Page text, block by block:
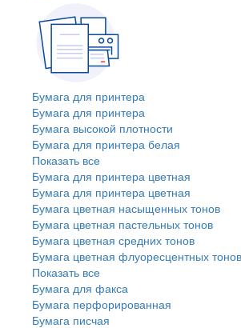
Бумага для принтера
Бумага для принтера
Бумага высокой плотности
Бумага для принтера белая
Показать все
Бумага для принтера цветная
Бумага для принтера цветная
Бумага цветная насыщенных тонов
Бумага цветная пастельных тонов
Бумага цветная средних тонов
Бумага цветная флуоресцентных тонов
Показать все
Бумага для факса
Бумага перфорированная
Бумага писчая